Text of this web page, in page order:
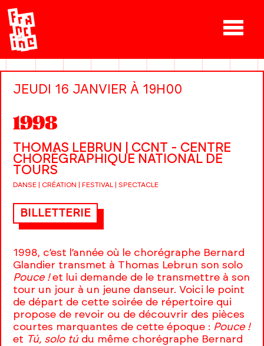
JEUDI 16 JANVIER À 19H00
1998
THOMAS LEBRUN | CCNT - CENTRE
CHORÉGRAPHIQUE NATIONAL DE
TOURS
DANSE | CRÉATION | FESTIVAL | SPECTACLE
BILLETTERIE
1998, c’est l’année où le chorégraphe Bernard
Glandier transmet à Thomas Lebrun son solo
Pouce !et lui demande de le transmettre à son
tour un jour à un jeune danseur. Voici le point
de départ de cette soirée de répertoire qui
propose de revoir ou de découvrir des pièces
courtes marquantes de cette époque : Pouce !
et Tú, solo túdu même chorégraphe Bernard